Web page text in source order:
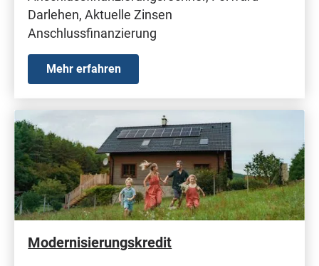
Darlehen, Aktuelle Zinsen
Anschlussfinanzierung
Mehr erfahren
Modernisierungskredit